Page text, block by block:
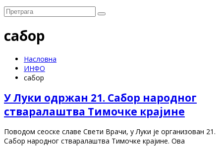
сабор
Насловна
ИНФО
сабор
У Луки одржан 21. Сабор народног
стваралаштва Тимочке крајине
Поводом сеоске славе Свети Врачи, у Луки је организован 21.
Сабор народног стваралаштва Тимочке крајине. Ова